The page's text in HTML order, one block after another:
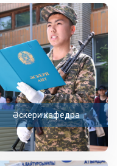
Әскери кафедра